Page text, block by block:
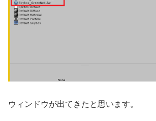
ウィンドウが出てきたと思います。